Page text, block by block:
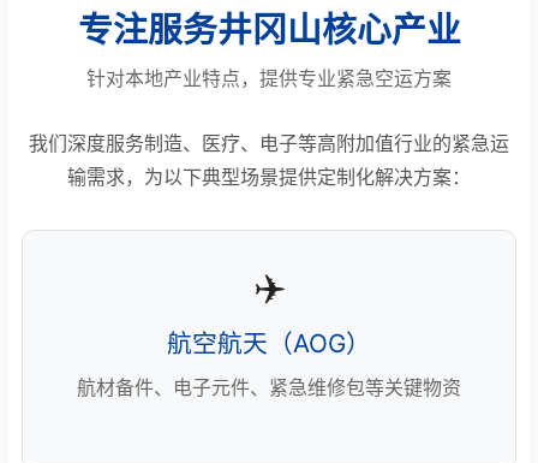
专注服务井冈山核心产业
针对本地产业特点，提供专业紧急空运方案
我们深度服务制造、医疗、电子等高附加值行业的紧急运
输需求，为以下典型场景提供定制化解决方案：
✈️
航空航天（AOG）
航材备件、电子元件、紧急维修包等关键物资